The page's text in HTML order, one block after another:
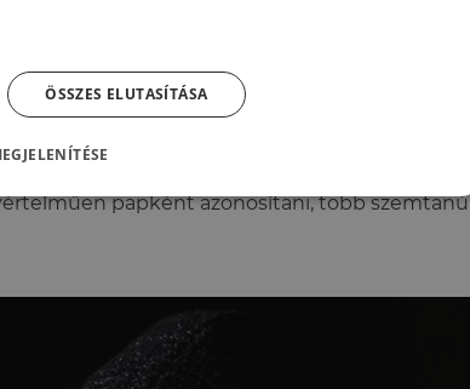
alkalmával például letartóztattak egy
tettesre. A tévedés hátterében az állhatott,
a betörőnek „furcsa volt a gallérja”.
valóban nem szokványos, a tanúkat
papként azonosítani, több szemtanú
ÖSSZES ELUTASÍTÁSA